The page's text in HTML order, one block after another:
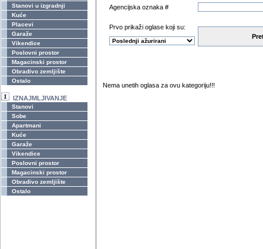
Stanovi u izgradnji
Kuće
Placevi
Garaže
Vikendice
Poslovni prostor
Magacinski prostor
Obradivo zemljište
Ostalo
IZNAJMLJIVANJE
Stanovi
Sobe
Apartmani
Kuće
Garaže
Vikendice
Poslovni prostor
Magacinski prostor
Obradivo zemljište
Ostalo
Agencijska oznaka #
Prvo prikaži oglase koji su:
Nema unetih oglasa za ovu kategoriju!!!